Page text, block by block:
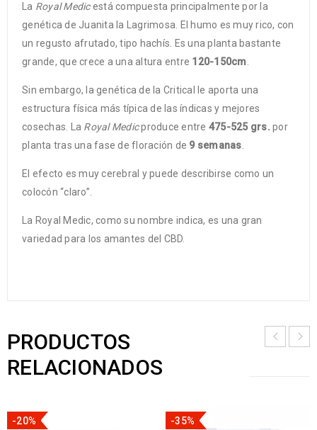
La Royal Medicestá compuesta principalmente por la
genética de Juanita la Lagrimosa. El humo es muy rico, con
un regusto afrutado, tipo hachís. Es una planta bastante
grande, que crece a una altura entre 120-150cm
Sin embargo, la genética de la Critical le aporta una
estructura física más típica de las índicas y mejores
cosechas. La Royal Medicproduce entre 475-525 grs. por
planta tras una fase de floración de 9 semanas
El efecto es muy cerebral y puede describirse como un
colocón “claro”.
La Royal Medic, como su nombre indica, es una gran
variedad para los amantes del CBD.
PRODUCTOS
RELACIONADOS
-20%
-35%